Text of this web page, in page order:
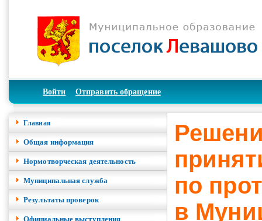
Войти Отправить обращение
Главная
Общая информация
Нормотворческая деятельность
Муниципальная служба
Результаты проверок
Официальные выступления
по
в